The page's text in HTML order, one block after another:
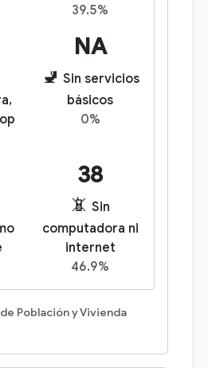
39.5%
NA
🚽 Sin servicios
básicos
0%
38
📵 Sin
computadora ni
internet
46.9%
Población y Vivienda